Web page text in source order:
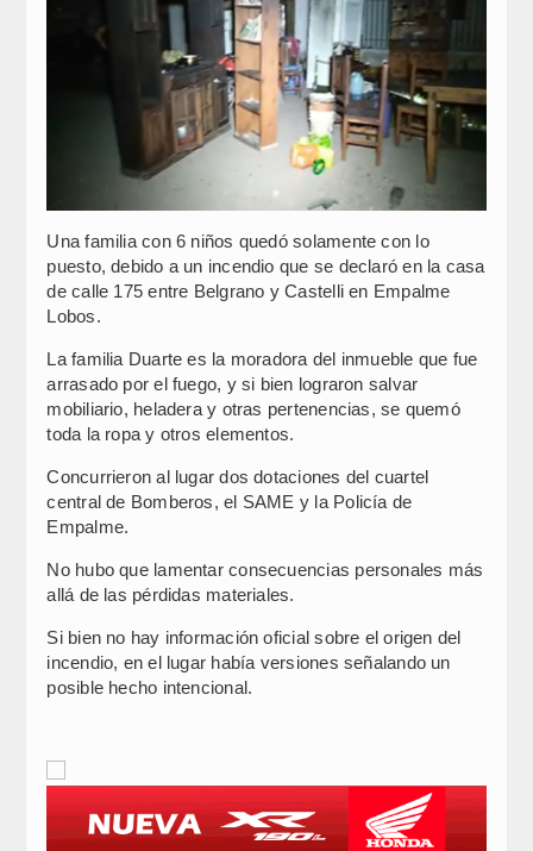
Una familia con 6 niños quedó solamente con lo
puesto, debido a un incendio que se declaró en la casa
de calle 175 entre Belgrano y Castelli en Empalme
Lobos.
La familia Duarte es la moradora del inmueble que fue
arrasado por el fuego, y si bien lograron salvar
mobiliario, heladera y otras pertenencias, se quemó
toda la ropa y otros elementos.
Concurrieron al lugar dos dotaciones del cuartel
central de Bomberos, el SAME y la Policía de
Empalme.
No hubo que lamentar consecuencias personales más
allá de las pérdidas materiales.
Si bien no hay información oficial sobre el origen del
incendio, en el lugar había versiones señalando un
posible hecho intencional.